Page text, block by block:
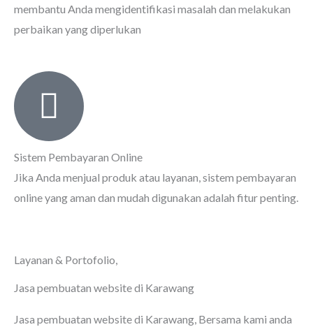
membantu Anda mengidentifikasi masalah dan melakukan
perbaikan yang diperlukan
Sistem Pembayaran Online
Jika Anda menjual produk atau layanan, sistem pembayaran
online yang aman dan mudah digunakan adalah fitur penting.
Layanan & Portofolio,
Jasa pembuatan website di Karawang
Jasa pembuatan website di Karawang, Bersama kami anda